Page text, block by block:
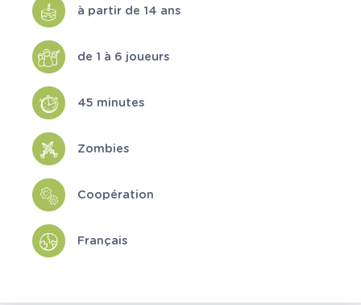
à partir de 14 ans
de 1 à 6 joueurs
45 minutes
Zombies
Coopération
Français